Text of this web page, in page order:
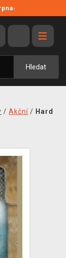
›
Hledat
/ Akční / Hard